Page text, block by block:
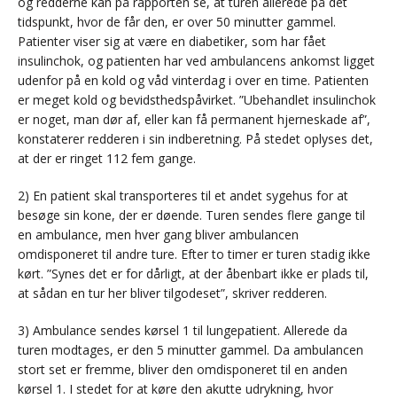
tidspunkt, hvor de får den, er over 50 minutter gammel.
Patienter viser sig at være en diabetiker, som har fået
insulinchok, og patienten har ved ambulancens ankomst ligget
udenfor på en kold og våd vinterdag i over en time. Patienten
er meget kold og bevidsthedspåvirket. ”Ubehandlet insulinchok
er noget, man dør af, eller kan få permanent hjerneskade af”,
konstaterer redderen i sin indberetning. På stedet oplyses det,
at der er ringet 112 fem gange.
2) En patient skal transporteres til et andet sygehus for at
besøge sin kone, der er døende. Turen sendes flere gange til
en ambulance, men hver gang bliver ambulancen
omdisponeret til andre ture. Efter to timer er turen stadig ikke
kørt. ”Synes det er for dårligt, at der åbenbart ikke er plads til,
at sådan en tur her bliver tilgodeset”, skriver redderen.
3) Ambulance sendes kørsel 1 til lungepatient. Allerede da
turen modtages, er den 5 minutter gammel. Da ambulancen
stort set er fremme, bliver den omdisponeret til en anden
kørsel 1. I stedet for at køre den akutte udrykning, hvor